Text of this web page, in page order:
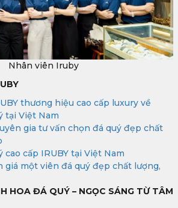
Nhân viên Iruby
thương hiệu cao cấp luxury về
tại Việt Nam
gia tư vấn chọn đá quý đẹp chất
cao cấp IRUBY tại Việt Nam
giá một viên đá quý đẹp chất lượng,
HOA ĐÁ QUÝ – NGỌC SÁNG TỪ TÂM